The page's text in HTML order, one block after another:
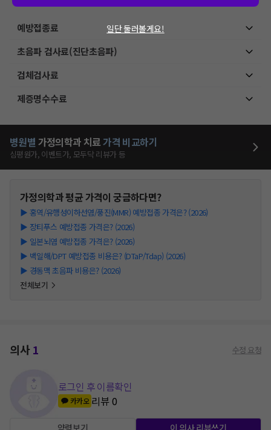
예방접종료
초음파 검사료(진단초음파)
검체검사료
제증명수수료
병원별 가정의학과 치료가격 비교하기
심평원가, 이벤트가, 모두닥 리뷰가 등
가정의학과평균 가격이 궁금하다면?
▶ 홍역/유행성이하선염/풍진(MMR) 예방접종 가격은? (2026)
▶ 장티푸스 예방접종 가격은? (2026)
▶ 일본뇌염 예방접종 가격은? (2026)
▶ 백일해/DPT 예방접종 비용은? (DTaP/Tdap) (2026)
▶ 경동맥 초음파 비용은? (2026)
전체보기
의사1 수정 요청
로그인 후 이름확인
카카오 리뷰0
약력보기 이 의사 리뷰쓰기
일단 둘러볼게요!